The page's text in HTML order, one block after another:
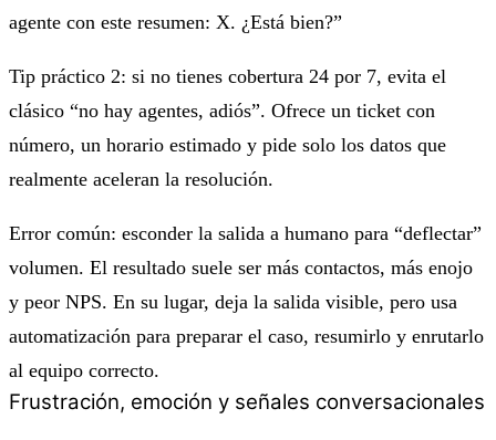
agente con este resumen: X. ¿Está bien?”
Tip práctico 2: si no tienes cobertura 24 por 7, evita el
clásico “no hay agentes, adiós”. Ofrece un ticket con
número, un horario estimado y pide solo los datos que
realmente aceleran la resolución.
Error común: esconder la salida a humano para “deflectar”
volumen. El resultado suele ser más contactos, más enojo
y peor NPS. En su lugar, deja la salida visible, pero usa
automatización para preparar el caso, resumirlo y enrutarlo
al equipo correcto.
Frustración, emoción y señales conversacionales